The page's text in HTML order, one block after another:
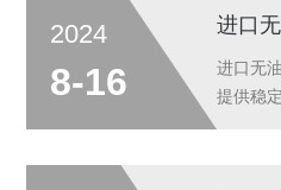
2024
8-16
进口
进口无
提供稳
于制造